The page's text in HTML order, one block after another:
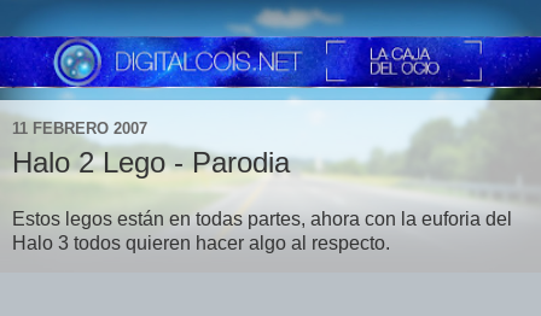
11 FEBRERO 2007
Halo 2 Lego - Parodia
Estos legos están en todas partes, ahora con la euforia del
Halo 3 todos quieren hacer algo al respecto.